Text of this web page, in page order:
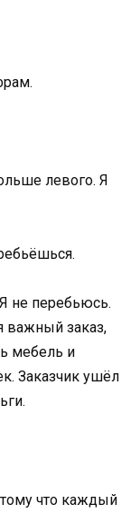
левого. Я
не перебьюсь.
важный заказ,
мебель и
Заказчик ушёл
что каждый